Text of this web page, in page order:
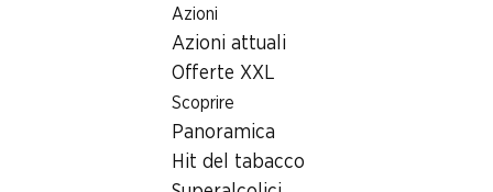
Azioni
Azioni attuali
Offerte XXL
Scoprire
Panoramica
Hit del tabacco
Ricerca di filiale
Filiale Denner Jonentalstrasse 1, 8910 Affoltern am Albis
8910 Affoltern am Albis